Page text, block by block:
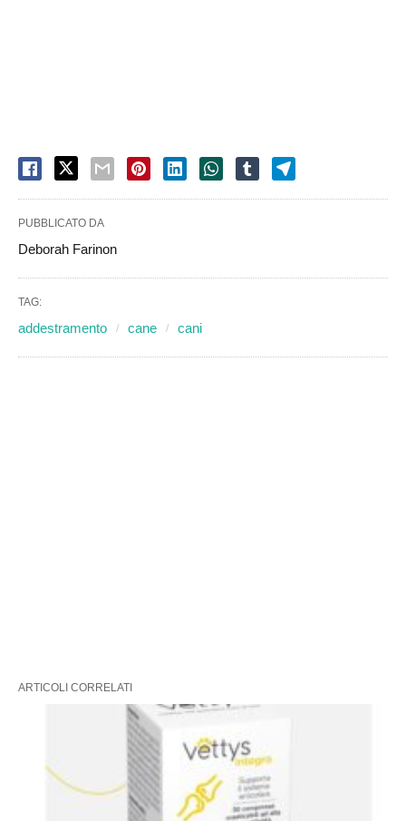
PUBBLICATO DA
Deborah Farinon
TAG:
addestramento cane cani
ARTICOLI CORRELATI